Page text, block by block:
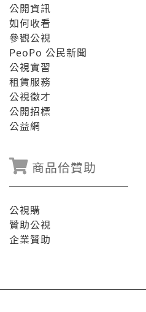
公開資訊
如何收看
參觀公視
PeoPo 公民新聞
公視實習
租賃服務
公視徵才
公開招標
公益網
商品佮贊助
公視購
贊助公視
企業贊助